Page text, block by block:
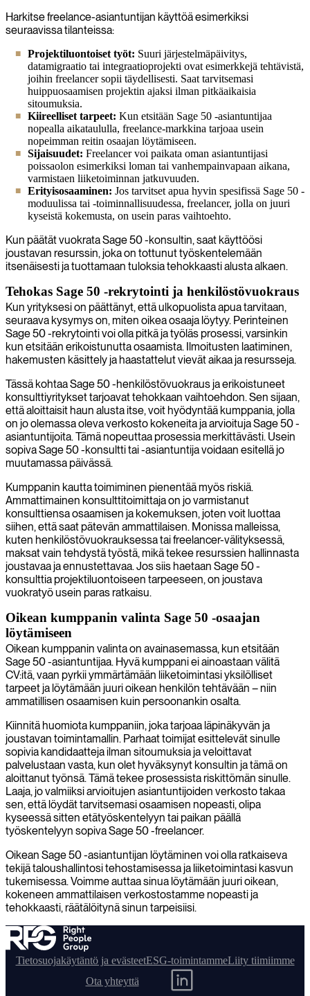
Harkitse freelance-asiantuntijan käyttöä esimerkiksi
seuraavissa tilanteissa:
Projektiluontoiset työt: Suuri järjestelmäpäivitys,
datamigraatio tai integraatioprojekti ovat esimerkkejä tehtävistä,
joihin freelancer sopii täydellisesti. Saat tarvitsemasi
huippuosaamisen projektin ajaksi ilman pitkäaikaisia
sitoumuksia.
Kiireelliset tarpeet: Kun etsitään Sage 50 -asiantuntijaa
nopealla aikataululla, freelance-markkina tarjoaa usein
nopeimman reitin osaajan löytämiseen.
Sijaisuudet: Freelancer voi paikata oman asiantuntijasi
poissaolon esimerkiksi loman tai vanhempainvapaan aikana,
varmistaen liiketoiminnan jatkuvuuden.
Erityisosaaminen: Jos tarvitset apua hyvin spesifissä Sage 50 -
moduulissa tai -toiminnallisuudessa, freelancer, jolla on juuri
kyseistä kokemusta, on usein paras vaihtoehto.
Kun päätät vuokrata Sage 50 -konsultin, saat käyttöösi
joustavan resurssin, joka on tottunut työskentelemään
itsenäisesti ja tuottamaan tuloksia tehokkaasti alusta alkaen.
Tehokas Sage 50 -rekrytointi ja henkilöstövuokraus
Kun yrityksesi on päättänyt, että ulkopuolista apua tarvitaan,
seuraava kysymys on, miten oikea osaaja löytyy. Perinteinen
Sage 50 -rekrytointi voi olla pitkä ja työläs prosessi, varsinkin
kun etsitään erikoistunutta osaamista. Ilmoitusten laatiminen,
hakemusten käsittely ja haastattelut vievät aikaa ja resursseja.
Tässä kohtaa Sage 50 -henkilöstövuokraus ja erikoistuneet
konsulttiyritykset tarjoavat tehokkaan vaihtoehdon. Sen sijaan,
että aloittaisit haun alusta itse, voit hyödyntää kumppania, jolla
on jo olemassa oleva verkosto kokeneita ja arvioituja Sage 50 -
asiantuntijoita. Tämä nopeuttaa prosessia merkittävästi. Usein
sopiva Sage 50 -konsultti tai -asiantuntija voidaan esitellä jo
muutamassa päivässä.
Kumppanin kautta toimiminen pienentää myös riskiä.
Ammattimainen konsulttitoimittaja on jo varmistanut
konsulttiensa osaamisen ja kokemuksen, joten voit luottaa
siihen, että saat pätevän ammattilaisen. Monissa malleissa,
kuten henkilöstövuokrauksessa tai freelancer-välityksessä,
maksat vain tehdystä työstä, mikä tekee resurssien hallinnasta
joustavaa ja ennustettavaa. Jos siis haetaan Sage 50 -
konsulttia projektiluontoiseen tarpeeseen, on joustava
vuokratyö usein paras ratkaisu.
Oikean kumppanin valinta Sage 50 -osaajan
löytämiseen
Oikean kumppanin valinta on avainasemassa, kun etsitään
Sage 50 -asiantuntijaa. Hyvä kumppani ei ainoastaan välitä
CV:itä, vaan pyrkii ymmärtämään liiketoimintasi yksilölliset
tarpeet ja löytämään juuri oikean henkilön tehtävään – niin
ammatillisen osaamisen kuin persoonankin osalta.
Kiinnitä huomiota kumppaniin, joka tarjoaa läpinäkyvän ja
joustavan toimintamallin. Parhaat toimijat esittelevät sinulle
sopivia kandidaatteja ilman sitoumuksia ja veloittavat
palvelustaan vasta, kun olet hyväksynyt konsultin ja tämä on
aloittanut työnsä. Tämä tekee prosessista riskittömän sinulle.
Laaja, jo valmiiksi arvioitujen asiantuntijoiden verkosto takaa
sen, että löydät tarvitsemasi osaamisen nopeasti, olipa
kyseessä sitten etätyöskentelyyn tai paikan päällä
työskentelyyn sopiva Sage 50 -freelancer.
Oikean Sage 50 -asiantuntijan löytäminen voi olla ratkaiseva
tekijä taloushallintosi tehostamisessa ja liiketoimintasi kasvun
tukemisessa. Voimme auttaa sinua löytämään juuri oikean,
kokeneen ammattilaisen verkostostamme nopeasti ja
tehokkaasti, räätälöitynä sinun tarpeisiisi.
Tietosuojakäytäntö ja evästeetESG-toimintammeLiity tiimiimme
Ota yhteyttä